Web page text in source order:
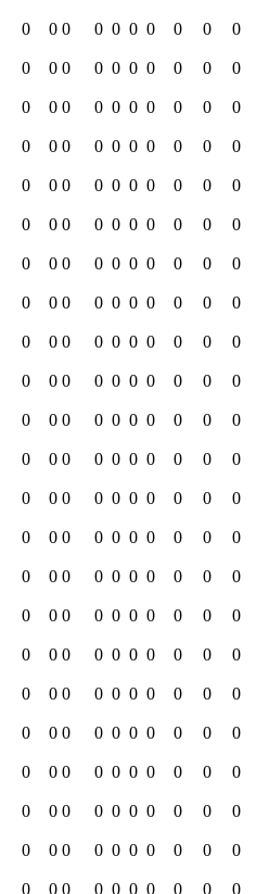
0 0 0 0 0 0 0 0 0 0
0 0 0 0 0 0 0 0 0 0
0 0 0 0 0 0 0 0 0 0
0 0 0 0 0 0 0 0 0 0
0 0 0 0 0 0 0 0 0 0
0 0 0 0 0 0 0 0 0 0
0 0 0 0 0 0 0 0 0 0
0 0 0 0 0 0 0 0 0 0
0 0 0 0 0 0 0 0 0 0
0 0 0 0 0 0 0 0 0 0
0 0 0 0 0 0 0 0 0 0
0 0 0 0 0 0 0 0 0 0
0 0 0 0 0 0 0 0 0 0
0 0 0 0 0 0 0 0 0 0
0 0 0 0 0 0 0 0 0 0
0 0 0 0 0 0 0 0 0 0
0 0 0 0 0 0 0 0 0 0
0 0 0 0 0 0 0 0 0 0
0 0 0 0 0 0 0 0 0 0
0 0 0 0 0 0 0 0 0 0
0 0 0 0 0 0 0 0 0 0
0 0 0 0 0 0 0 0 0 0
0 0 0 0 0 0 0 0 0 0